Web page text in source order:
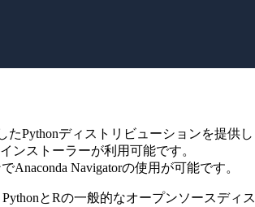
Pythonディストリビューションを提供し
ンストーラーが利用可能です。
Navigatorの使用が可能です。
とRの一般的なオープンソースディ